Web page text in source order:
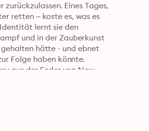
Eines Tages,
retten – koste es, was es
lernt sie den
und in der Zauberkunst
hätte - und ebnet
Folge haben könnte.
aus der Feder von New-